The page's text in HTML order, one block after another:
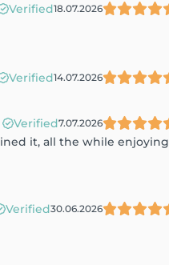
Verified18.07.2026
Verified14.07.2026
Verified7.07.2026
it, all the while enjoying
Verified30.06.2026